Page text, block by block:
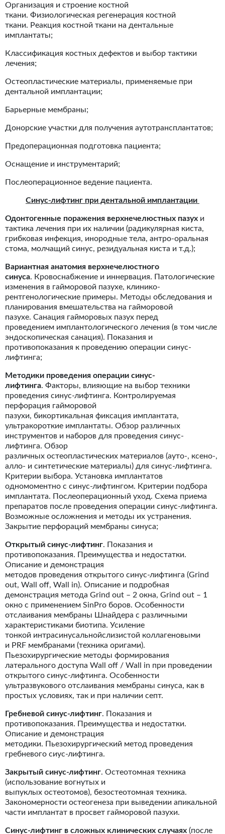
Организация и строение костной
ткани. Физиологическая регенерация костной
ткани. Реакция костной ткани на дентальные
имплантаты;
Классификация костных дефектов и выбор тактики
лечения;
Остеопластические материалы, применяемые при
дентальной имплантации;
Барьерные мембраны;
Донорские участки для получения аутотрансплантатов;
Предоперационная подготовка пациента;
Оснащение и инструментарий;
Послеоперационное ведение пациента.
Синус-лифтинг при дентальной имплантации
Одонтогенные поражения верхнечелюстных пазух и
тактика лечения при их наличии (радикулярная киста,
грибковая инфекция, инородные тела, антро-оральная
стома, молчащий синус, резидуальная киста и т.д.);
Вариантная анатомия верхнечелюстного
синуса. Кровоснабжение и иннервация. Патологические
изменения в гайморовой пазухе, клинико-
рентгенологические примеры. Методы обследования и
планирования вмешательства на гайморовой
пазухе. Санация гайморовых пазух перед
проведением имплантологического лечения (в том числе
эндоскопическая санация). Показания и
противопоказания к проведению операции синус-
лифтинга;
Методики проведения операции синус-
лифтинга. Факторы, влияющие на выбор техники
проведения синус-лифтинга. Контролируемая
перфорация гайморовой
пазухи, бикортикальная фиксация имплантата,
ультракороткие имплантаты. Обзор различных
инструментов и наборов для проведения синус-
лифтинга. Обзор
различных остеопластических материалов (ауто-, ксено-,
алло- и синтетические материалы) для синус-лифтинга.
Критерии выбора. Установка имплантатов
одномоментно с синус-лифтингом. Критерии подбора
имплантата. Послеоперационный уход. Схема приема
препаратов после проведения операции синус-лифтинга.
Возможные осложнения и методы их устранения.
Закрытие перфораций мембраны синуса;
Открытый синус-лифтинг. Показания и
противопоказания. Преимущества и недостатки.
Описание и демонстрация
методов проведения открытого синус-лифтинга (Grind
out, Wall off, Wall in). Описание и подробная
демонстрация метода Grind out – 2 окна, Grind out – 1
окно с применением SinPro боров. Особенности
отслаивания мембраны Шнайдера с различными
характеристиками биотипа. Усиление
тонкой интрасинусальнойслизистой коллагеновыми
и PRF мембранами (техника оригами).
Пьезохирургические методы формирования
латерального доступа Wall off / Wall in при проведении
открытого синус-лифтинга. Особенности
ультразвукового отслаивания мембраны синуса, как в
простых условиях, так и при наличии септ.
Гребневой синус-лифтинг. Показания и
противопоказания. Преимущества и недостатки.
Описание и демонстрация
методики. Пьезохирургический метод проведения
гребневого сиус-лифтинга.
Закрытый синус-лифтинг. Остеотомная техника
(использование вогнутых и
выпуклых остеотомов), безостеотомная техника.
Закономерности остеогенеза при выведении апикальной
части имплантат в просвет гайморовой пазухи.
Синус-лифтинг в сложных клинических случаях (после